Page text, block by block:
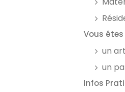
Vous êtes
un
un
Infos